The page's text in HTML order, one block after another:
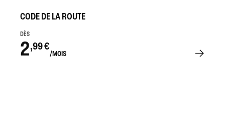
CODE DE LA ROUTE
DÈS
2,99 €
/MOIS